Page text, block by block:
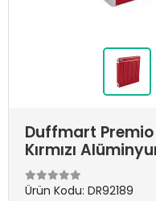
Duffmart
Kırmızı
Ürün Kodu: DR92189